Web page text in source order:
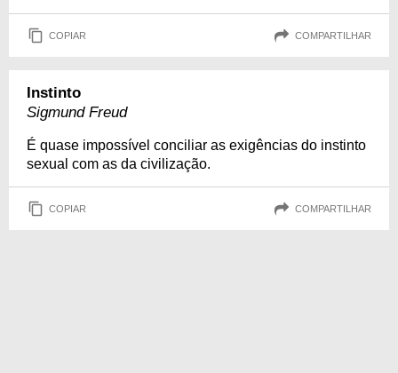
COPIAR COMPARTILHAR
Instinto
Sigmund Freud
É quase impossível conciliar as exigências do instinto
sexual com as da civilização.
COPIAR COMPARTILHAR